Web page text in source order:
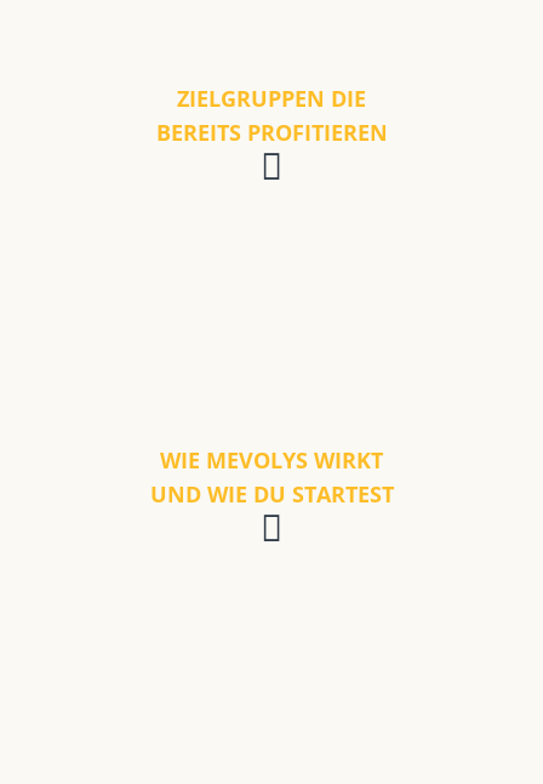
ZIELGRUPPEN DIE
BEREITS PROFITIEREN
WIE MEVOLYS WIRKT
UND WIE DU STARTEST